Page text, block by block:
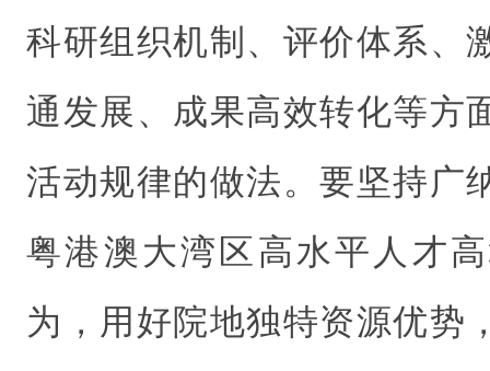
科研组织机制、评价体系、
通发展、成果高效转化等方
活动规律的做法。要坚持广
粤港澳大湾区高水平人才
为，用好院地独特资源优势